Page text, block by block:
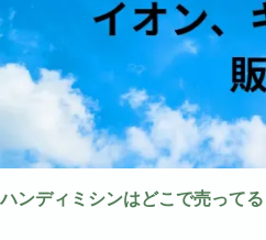
ハンディミシンはどこで売って